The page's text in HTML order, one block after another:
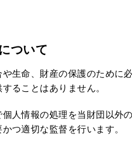
ついて
生命、財産の保護のために
ることはありません。
人情報の処理を当財団以外
つ適切な監督を行います。